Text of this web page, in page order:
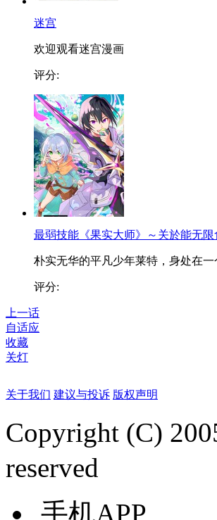
迷宫
欢迎观看迷宫漫画
评分:
最弱技能《果实大师》～关於能无
朴实无华的平凡少年莱特，身处在
评分:
上一话
自适应
收藏
关灯
关于我们 建议与投诉 版权声明
Copyright (C)
reserved
手机APP